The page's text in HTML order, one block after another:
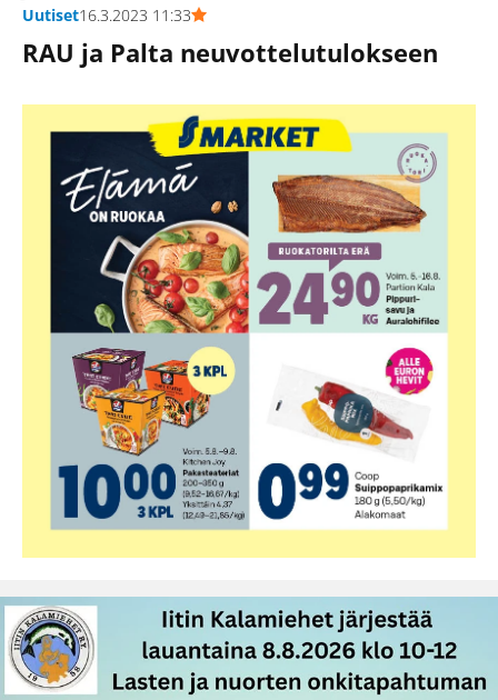
Uutiset16.3.2023 11:33
RAU ja Palta neuvottelutulokseen